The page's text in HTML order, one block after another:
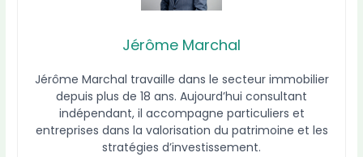
Jérôme Marchal
Jérôme Marchal travaille dans le secteur immobilier
depuis plus de 18 ans. Aujourd’hui consultant
indépendant, il accompagne particuliers et
entreprises dans la valorisation du patrimoine et les
stratégies d’investissement.